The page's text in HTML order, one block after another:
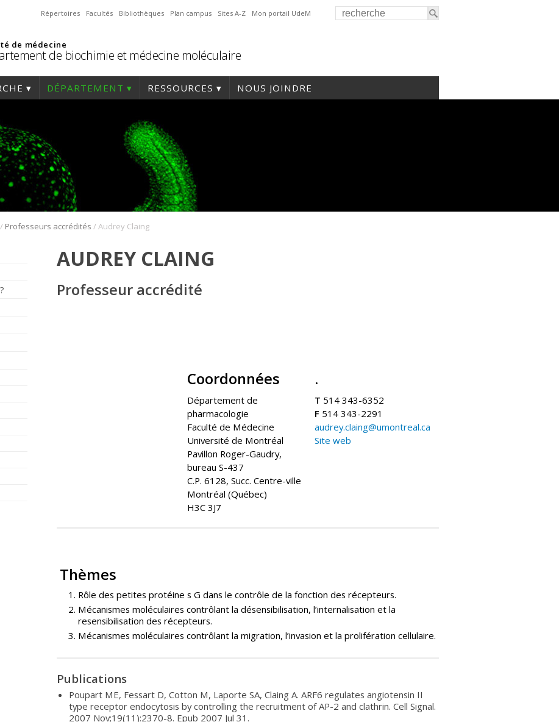
Répertoires Facultés Bibliothèques Plan campus Sites A-Z Mon portail UdeM
de médecine
de biochimie et médecine moléculaire
DÉPARTEMENT RESSOURCES NOUS JOINDRE
/ Professeurs accrédités /Audrey Claing
AUDREY CLAING
Professeur accrédité
Coordonnées
Département de
pharmacologie
Faculté de Médecine
Université de Montréal
Pavillon Roger-Gaudry,
bureau S-437
C.P. 6128, Succ. Centre-ville
Montréal (Québec)
H3C 3J7
.
T 514 343-6352
F 514 343-2291
audrey.claing@umontreal.ca
Site web
Thèmes
Rôle des petites protéine s G dans le contrôle de la fonction des récepteurs.
Mécanismes moléculaires contrôlant la désensibilisation, l’internalisation et la
resensibilisation des récepteurs.
Mécanismes moléculaires contrôlant la migration, l’invasion et la prolifération cellulaire.
Publications
Poupart ME, Fessart D, Cotton M, Laporte SA, Claing A. ARF6 regulates angiotensin II
type receptor endocytosis by controlling the recruitment of AP-2 and clathrin. Cell Signal.
2007 Nov;19(11):2370-8. Epub 2007 Jul 31.